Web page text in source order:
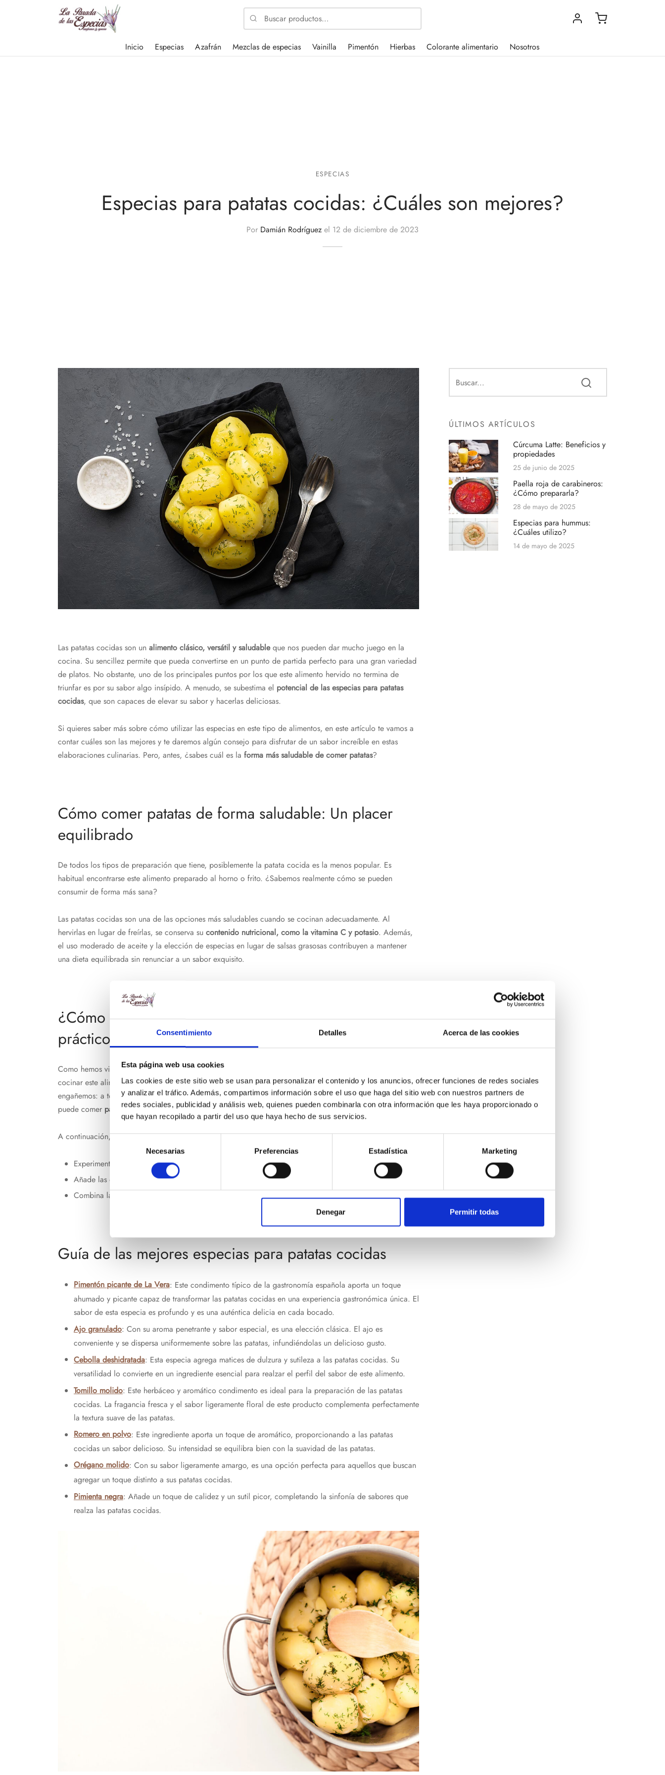
Consentimiento Detalles Acerca de las cookies
Esta página web usa cookies
Las cookies de este sitio web se usan para personalizar el contenido y los anuncios, ofrecer funciones de redes sociales
y analizar el tráfico. Además, compartimos información sobre el uso que haga del sitio web con nuestros partners de
redes sociales, publicidad y análisis web, quienes pueden combinarla con otra información que les haya proporcionado o
que hayan recopilado a partir del uso que haya hecho de sus servicios.
Selección
consentimiento
Necesarias Preferencias Estadística Marketing
Denegar Permitir todas
por:
Inicio
Especias Azafrán Mezclas de especias Vainilla Pimentón Hierbas Colorante alimentario Nosotros
ESPECIAS
Especias para patatas cocidas: ¿Cuáles son mejores?
Por Damián Rodríguez el 12 de diciembre de 2023
Las patatas cocidas son un alimento clásico, versátil y saludableque nos pueden dar mucho juego en la
cocina. Su sencillez permite que pueda convertirse en un punto de partida perfecto para una gran variedad
de platos. No obstante, uno de los principales puntos por los que este alimento hervido no termina de
triunfar es por su sabor algo insípido. A menudo, se subestima el potencial de las especias para patatas
cocidas, que son capaces de elevar su sabor y hacerlas deliciosas.
Si quieres saber más sobre cómo utilizar las especias en este tipo de alimentos, en este artículo te vamos a
contar cuáles son las mejores y te daremos algún consejo para disfrutar de un sabor increíble en estas
elaboraciones culinarias. Pero, antes, ¿sabes cuál es la forma más saludable de comer patatas?
Cómo comer patatas de forma saludable: Un placer
equilibrado
De todos los tipos de preparación que tiene, posiblemente la patata cocida es la menos popular. Es
habitual encontrarse este alimento preparado al horno o frito. ¿Sabemos realmente cómo se pueden
consumir de forma más sana?
Las patatas cocidas son una de las opciones más saludables cuando se cocinan adecuadamente. Al
hervirlas en lugar de freírlas, se conserva su contenido nutricional, como la vitamina C y potasio. Además,
el uso moderado de aceite y la elección de especias en lugar de salsas grasosas contribuyen a mantener
una dieta equilibrada sin renunciar a un sabor exquisito.
¿Cómo darle sabor a la patata cocida? Consejos
prácticos
Como hemos visto, la patata cocida o hervida suele ser una de las opciones menos recurrentes a la hora de
cocinar este alimento. Su sabor es uno de esos puntos débiles que esta preparación puede tener. No nos
engañemos: a todos nos gustan unas buenas patatas fritas. No obstante, hay que decir más alto que se
puede comer patata cocida sin renunciar al sabor gracias al uso de especias.
A continuación, te detallamos algunos consejos para dar sabor a las patatas cocidas:
Experimenta con combinaciones de especias para encontrar tu mezcla favorita.
Añade las especias al final de la cocción para preservar sus aromas y sabores.
Combina las especias con aceite de oliva o mantequilla derretida para una cobertura uniforme.
Guía de las mejores especias para patatas cocidas
Pimentón picante de La Vera: Este condimento típico de la gastronomía española aporta un toque
ahumado y picante capaz de transformar las patatas cocidas en una experiencia gastronómica única. El
sabor de esta especia es profundo y es una auténtica delicia en cada bocado.
Ajo granulado: Con su aroma penetrante y sabor especial, es una elección clásica. El ajo es
conveniente y se dispersa uniformemente sobre las patatas, infundiéndolas un delicioso gusto.
Cebolla deshidratada: Esta especia agrega matices de dulzura y sutileza a las patatas cocidas. Su
versatilidad lo convierte en un ingrediente esencial para realzar el perfil del sabor de este alimento.
Tomillo molido: Este herbáceo y aromático condimento es ideal para la preparación de las patatas
cocidas. La fragancia fresca y el sabor ligeramente floral de este producto complementa perfectamente
la textura suave de las patatas.
Romero en polvo: Este ingrediente aporta un toque de aromático, proporcionando a las patatas
cocidas un sabor delicioso. Su intensidad se equilibra bien con la suavidad de las patatas.
Orégano molido: Con su sabor ligeramente amargo, es una opción perfecta para aquellos que buscan
agregar un toque distinto a sus patatas cocidas.
Pimienta negra: Añade un toque de calidez y un sutil picor, completando la sinfonía de sabores que
realza las patatas cocidas.
ÚLTIMOS ARTÍCULOS
Cúrcuma Latte: Beneficios y
propiedades
25 de junio de 2025
Paella roja de carabineros:
¿Cómo prepararla?
28 de mayo de 2025
Especias para hummus:
¿Cuáles utilizo?
14 de mayo de 2025